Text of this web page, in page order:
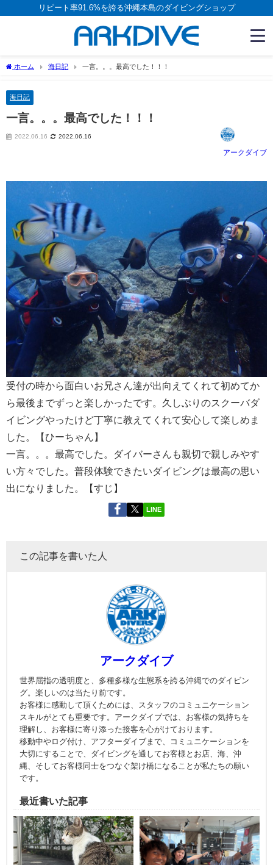
リピート率91.6%を誇る沖縄本島のダイビングショップ
ホーム 海日記 一言。。。最高でした！！！
海日記
一言。。。最高でした！！！
2022.06.16 2022.06.16
アークダイブ
受付の時から面白いお兄さん達が出向えてくれて初めてか
ら最後までずっと楽しかったです。久しぶりのスクーバダ
イビングやったけど丁寧に教えてくれて安心して楽しめま
した。【ひーちゃん】
一言。。。最高でした。ダイバーさんも親切で親しみやす
い方々でした。普段体験できたいダイビングは最高の思い
出になりました。【すじ】
LINE
この記事を書いた人
アークダイブ
世界屈指の透明度と、多種多様な生態系を誇る沖縄でのダイビン
グ。楽しいのは当たり前です。
お客様に感動して頂くためには、スタッフのコミュニケーション
スキルがとても重要です。アークダイブでは、お客様の気持ちを
理解し、お客様に寄り添った接客を心がけております。
移動中やログ付け、アフターダイブまで、コミュニケーションを
大切にすることで、ダイビングを通してお客様とお店、海、沖
縄、そしてお客様同士をつなぐ架け橋になることが私たちの願い
です。
最近書いた記事